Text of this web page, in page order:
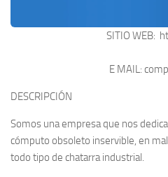
SITIO WEB:
E MAIL:
DESCRIPCIÓN
Somos una empresa que nos
cómputo obsoleto inservible, en
todo tipo de chatarra industrial.